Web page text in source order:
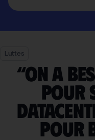
Luttes
“On a
pour
pour